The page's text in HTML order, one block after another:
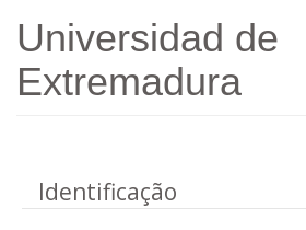
Universidad de
Extremadura
Ocultar
Identificação